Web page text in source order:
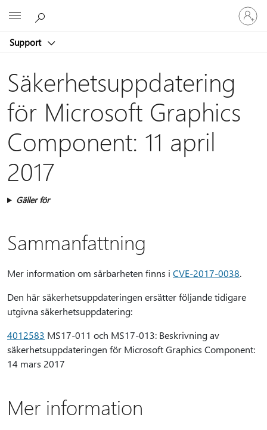
Support
Logga
in
på
konto
Säkerhetsuppdatering
för Microsoft Graphics
Component: 11 april
2017
Gäller för
Sammanfattning
Mer information om sårbarheten finns i CVE-2017-0038.
Den här säkerhetsuppdateringen ersätter följande tidigare
utgivna säkerhetsuppdatering:
4012583 MS17-011 och MS17-013: Beskrivning av
säkerhetsuppdateringen för Microsoft Graphics Component:
14 mars 2017
Mer information